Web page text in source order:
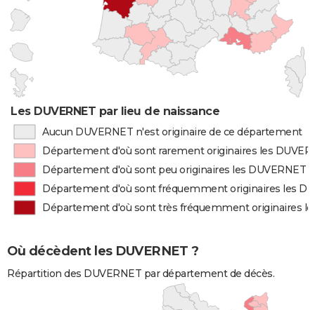
Les DUVERNET par lieu de naissance
Aucun DUVERNET n'est originaire de ce département
Département d'où sont rarement originaires les
Département d'où sont peu originaires les DUVERNET
Département d'où sont fréquemment originaires les
Département d'où sont très fréquemment originaires
Où décèdent les DUVERNET ?
Répartition des DUVERNET par département de décès.